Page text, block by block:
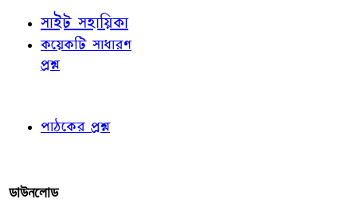
সাইট সহায়িকা
কয়েকটি সাধারণ
প্রশ্ন
পাঠকের প্রশ্ন
ডাউনলোড